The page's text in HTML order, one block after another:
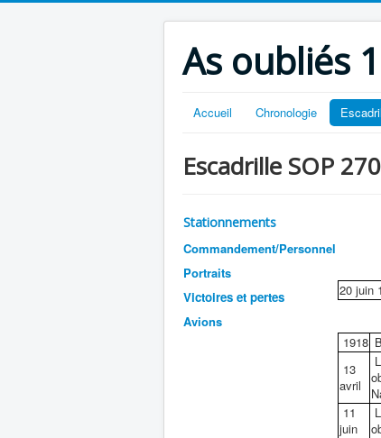
As oubliés
Accueil Chronologie
Escadrille SOP 270
Stationnements
Commandement/Personnel
Portraits
Victoires et pertes
Avions
20 juin
1918
13
avril
11
juin